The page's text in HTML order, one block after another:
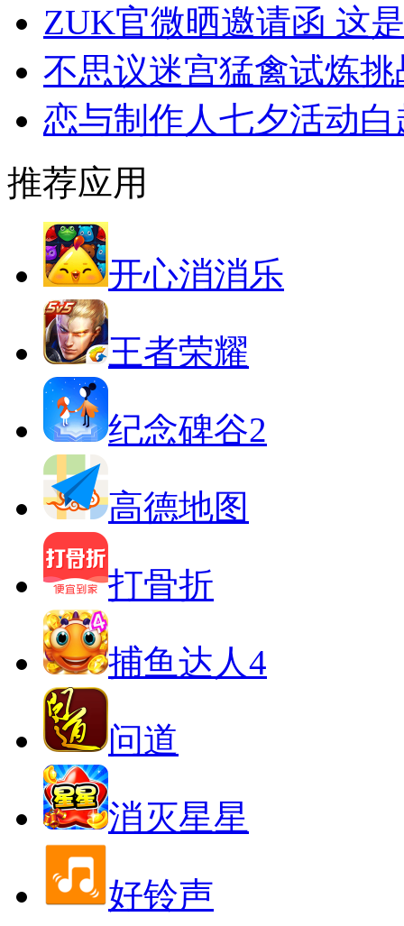
ZUK官微晒邀请函 这
不思议迷宫猛禽试炼
恋与制作人七夕活动
推荐应用
开心消消乐
王者荣耀
纪念碑谷2
高德地图
打骨折
捕鱼达人4
问道
消灭星星
好铃声